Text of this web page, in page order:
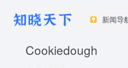
新闻导
Cookiedough